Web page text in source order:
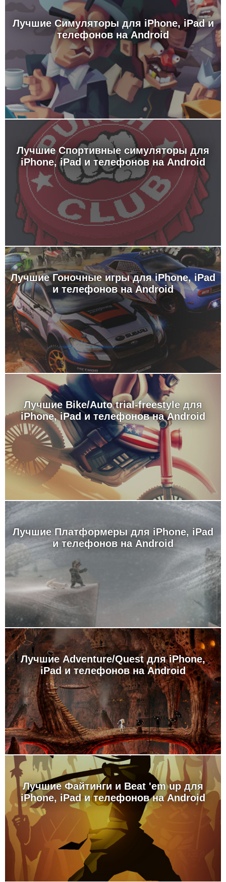
Лучшие Симуляторы для iPhone, iPad и
телефонов на Android
Лучшие Спортивные симуляторы для
iPhone, iPad и телефонов на Android
Лучшие Гоночные игры для iPhone, iPad
и телефонов на Android
Лучшие Bike/Auto trial-freestyle для
iPhone, iPad и телефонов на Android
Лучшие Платформеры для iPhone, iPad
и телефонов на Android
Лучшие Adventure/Quest для iPhone,
iPad и телефонов на Android
Лучшие Файтинги и Beat 'em up для
iPhone, iPad и телефонов на Android